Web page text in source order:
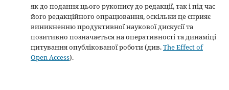
як до подання цього рукопису до редакції, так і під час
його редакційного опрацювання, оскільки це сприяє
виникненню продуктивної наукової дискусії та
позитивно позначається на оперативності та динаміці
цитування опублікованої роботи (див.The Effect of
Open Access).